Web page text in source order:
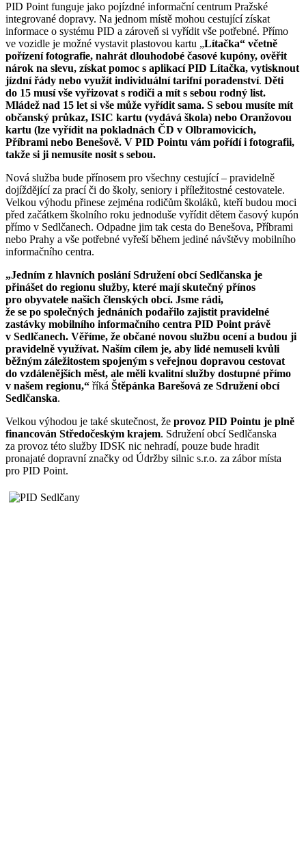
PID Point funguje jako pojízdné informační centrum Pražské
integrované dopravy. Na jednom místě mohou cestující získat
informace o systému PID a zároveň si vyřídit vše potřebné. Přímo
ve vozidle je možné vystavit plastovou kartu „Lítačka“ včetně
pořízení fotografie, nahrát dlouhodobé časové kupóny, ověřit
nárok na slevu, získat pomoc s aplikací PID Lítačka, vytisknout
jízdní řády nebo využít individuální tarifní poradenství. Děti
do 15 musí vše vyřizovat s rodiči a mít s sebou rodný list.
Mládež nad 15 let si vše může vyřídit sama. S sebou musíte mít
občanský průkaz, ISIC kartu (vydává škola) nebo Oranžovou
kartu (lze vyřídit na pokladnách ČD v Olbramovicích,
Příbrami nebo Benešově. V PID Pointu vám pořídí i fotografii,
takže si ji nemusíte nosit s sebou.
Nová služba bude přínosem pro všechny cestující – pravidelně
dojíždějící za prací či do školy, seniory i příležitostné cestovatele.
Velkou výhodu přinese zejména rodičům školáků, kteří budou moci
před začátkem školního roku jednoduše vyřídit dětem časový kupón
přímo v Sedlčanech. Odpadne jim tak cesta do Benešova, Příbrami
nebo Prahy a vše potřebné vyřeší během jediné návštěvy mobilního
informačního centra.
„Jedním z hlavních poslání Sdružení obcí Sedlčanska je
přinášet do regionu služby, které mají skutečný přínos
pro obyvatele našich členských obcí. Jsme rádi,
že se po společných jednáních podařilo zajistit pravidelné
zastávky mobilního informačního centra PID Point právě
v Sedlčanech. Věříme, že občané novou službu ocení a budou ji
pravidelně využívat. Naším cílem je, aby lidé nemuseli kvůli
běžným záležitostem spojeným s veřejnou dopravou cestovat
do vzdálenějších měst, ale měli kvalitní služby dostupné přímo
v našem regionu,“ říká Štěpánka Barešová ze Sdružení obcí
Sedlčanska.
Velkou výhodou je také skutečnost, že provoz PID Pointu je plně
financován Středočeským krajem. Sdružení obcí Sedlčanska
za provoz této služby IDSK nic nehradí, pouze bude hradit
pronajaté dopravní značky od Údržby silnic s.r.o. za zábor místa
pro PID Point.